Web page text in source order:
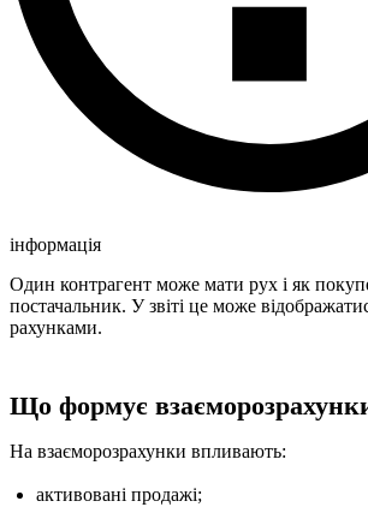
інформація
Один контрагент може мати рух і як
постачальник. У звіті це може
рахунками.
Що формує
На взаєморозрахунки впливають:
активовані продажі;